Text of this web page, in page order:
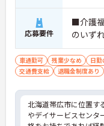
応募要件
■介護
のいず
車通勤可 残業少なめ 日勤
交通費支給
退職金制度あり
北海道帯広市に位置す
やデイサービスセンタ